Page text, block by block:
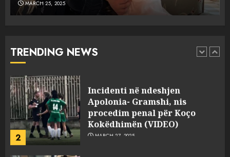
MARCH 25, 2025
TRENDING NEWS
1
Punonjësja e UKT akuzon
pasuri të pajustifikuar
2
Incidenti në ndeshjen
Apolonia- Gramshi, nis
procedim penal për Koço
Kokëdhimën (VIDEO)
MARCH 27, 2025